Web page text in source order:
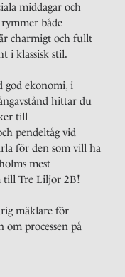
middagar och
både
charmigt och fullt
i klassisk stil.
god ekonomi, i
hittar du
till
pendeltåg vid
för den som vill ha
mest
till Tre Liljor 2B!
mäklare för
processen på